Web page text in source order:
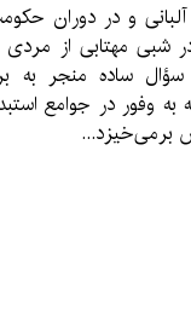
و در دوران
در شبی مهتابی از
ساده منجر به
به وفور در جوامع
برمی‌خیزد...